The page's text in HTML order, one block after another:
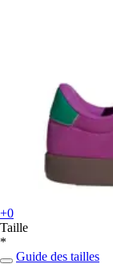
+0
Taille
*
Guide des tailles